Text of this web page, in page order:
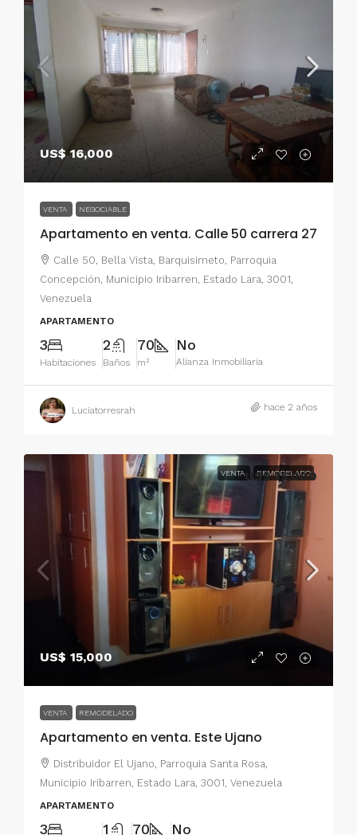
US$ 16,000
VENTA NEGOCIABLE
Apartamento en venta. Calle 50 carrera 27
Calle 50, Bella Vista, Barquisimeto, Parroquia
Concepción, Municipio Iribarren, Estado Lara, 3001,
Venezuela
APARTAMENTO
3
Habitaciones
2
Baños
70
m²
No
Alianza Inmobiliaria
Luciatorresrah hace 2 años
VENTA REMODELADO
US$ 15,000
VENTA REMODELADO
Apartamento en venta. Este Ujano
US$ 15,000
Distribuidor El Ujano, Parroquia Santa Rosa,
Municipio Iribarren, Estado Lara, 3001, Venezuela
APARTAMENTO
3 1 70 No